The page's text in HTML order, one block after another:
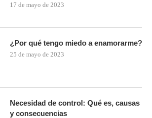
17 de mayo de 2023
¿Por qué tengo miedo a enamorarme?
25 de mayo de 2023
Necesidad de control: Qué es, causas
y consecuencias